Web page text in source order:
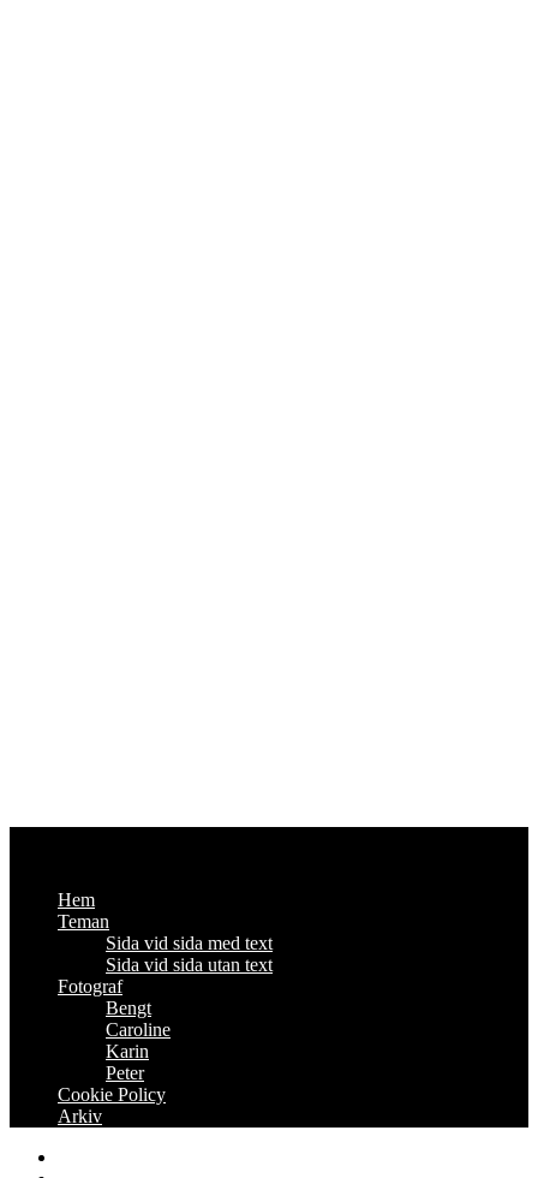
Hem
Teman
Sida vid sida med text
Sida vid sida utan text
Fotograf
Bengt
Caroline
Karin
Peter
Cookie Policy
Arkiv